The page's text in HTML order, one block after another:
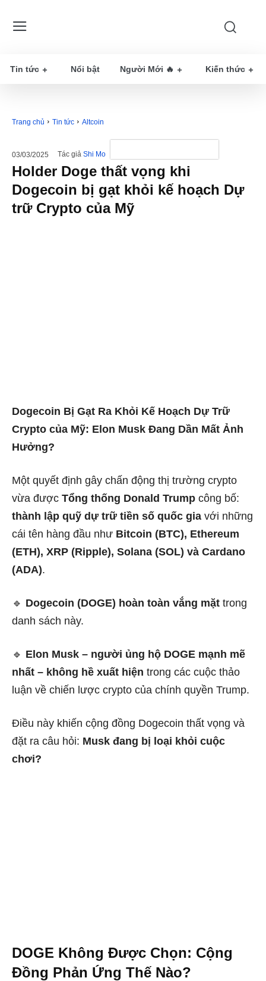
Tin tức Nổi bật Người Mới 🔥 Kiến thức
Trang chủ Tin tức Altcoin
03/03/2025 Tác giả Shi Mo
Holder Doge thất vọng khi
Dogecoin bị gạt khỏi kế hoạch Dự
trữ Crypto của Mỹ
Dogecoin Bị Gạt Ra Khỏi Kế Hoạch Dự Trữ
Crypto của Mỹ: Elon Musk Đang Dần Mất Ảnh
Hưởng?
Một quyết định gây chấn động thị trường crypto
vừa được Tổng thống Donald Trump công bố:
thành lập quỹ dự trữ tiền số quốc gia với những
cái tên hàng đầu như Bitcoin (BTC), Ethereum
(ETH), XRP (Ripple), Solana (SOL) và Cardano
(ADA).
🔹 Dogecoin (DOGE) hoàn toàn vắng mặt trong
danh sách này.
🔹 Elon Musk – người ủng hộ DOGE mạnh mẽ
nhất – không hề xuất hiện trong các cuộc thảo
luận về chiến lược crypto của chính quyền Trump.
Điều này khiến cộng đồng Dogecoin thất vọng và
đặt ra câu hỏi: Musk đang bị loại khỏi cuộc
chơi?
DOGE Không Được Chọn: Cộng
Đồng Phản Ứng Thế Nào?